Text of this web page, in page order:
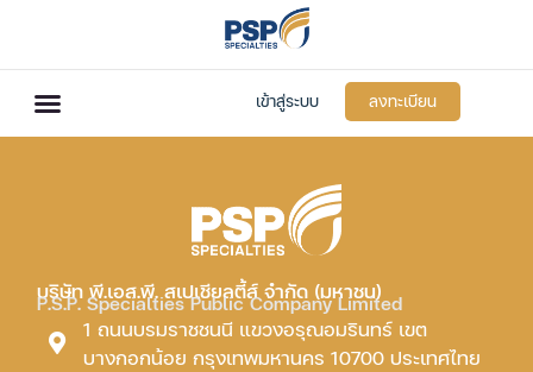
เข้าสู่ระบบ ลงทะเบียน
บริษัท พี.เอส.พี. สเปเชียลตี้ส์ จำกัด (มหาชน)
P.S.P. Specialties Public Company Limited
1 ถนนบรมราชชนนี แขวงอรุณอมรินทร์ เขต
บางกอกน้อย กรุงเทพมหานคร 10700 ประเทศไทย